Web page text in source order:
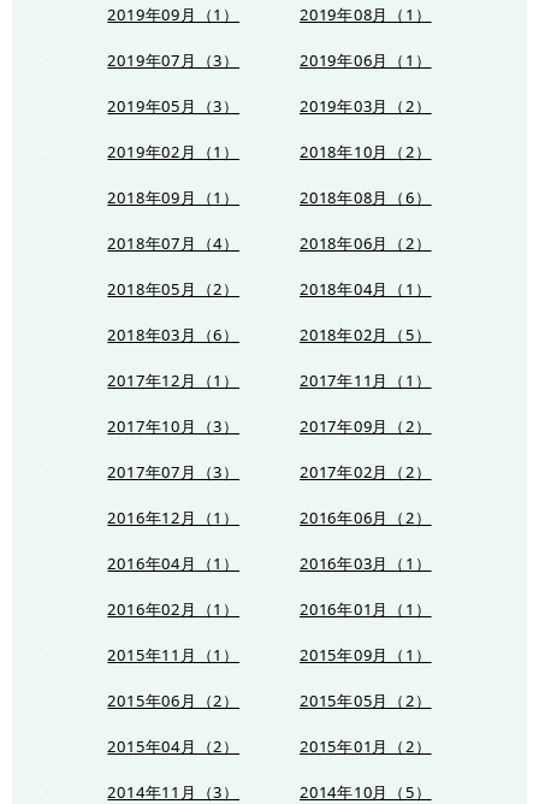
2019年09月（1） 2019年08月（1）
2019年07月（3） 2019年06月（1）
2019年05月（3） 2019年03月（2）
2019年02月（1） 2018年10月（2）
2018年09月（1） 2018年08月（6）
2018年07月（4） 2018年06月（2）
2018年05月（2） 2018年04月（1）
2018年03月（6） 2018年02月（5）
2017年12月（1） 2017年11月（1）
2017年10月（3） 2017年09月（2）
2017年07月（3） 2017年02月（2）
2016年12月（1） 2016年06月（2）
2016年04月（1） 2016年03月（1）
2016年02月（1） 2016年01月（1）
2015年11月（1） 2015年09月（1）
2015年06月（2） 2015年05月（2）
2015年04月（2） 2015年01月（2）
2014年11月（3） 2014年10月（5）